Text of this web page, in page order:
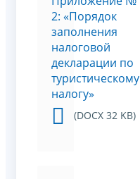
2: «Порядок
заполнения
налоговой
декларации по
туристическому
налогу»
(DOCX 32 KB)